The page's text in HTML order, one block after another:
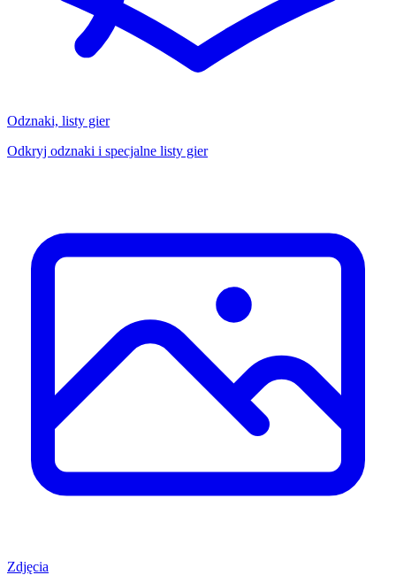
Odznaki, listy gier
Odkryj odznaki i specjalne listy gier
Zdjęcia